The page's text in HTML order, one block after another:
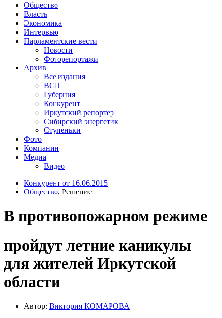
Общество
Власть
Экономика
Интервью
Парламентские вести
Новости
Фоторепортажи
Архив
Все издания
ВСП
Губерния
Конкурент
Иркутский репортер
Сибирский энергетик
Ступеньки
Фото
Компании
Медиа
Видео
Конкурент от 16.06.2015
Общество, Решение
В противопожарном режиме
пройдут летние каникулы
для жителей Иркутской
области
Автор: Виктория КОМАРОВА